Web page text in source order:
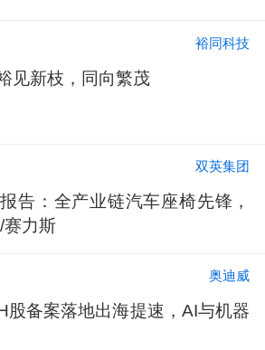
裕同科技
见新枝，同向繁茂
双英集团
告：全产业链汽车座椅先锋，
赛力斯
奥迪威
股备案落地出海提速，AI与机器